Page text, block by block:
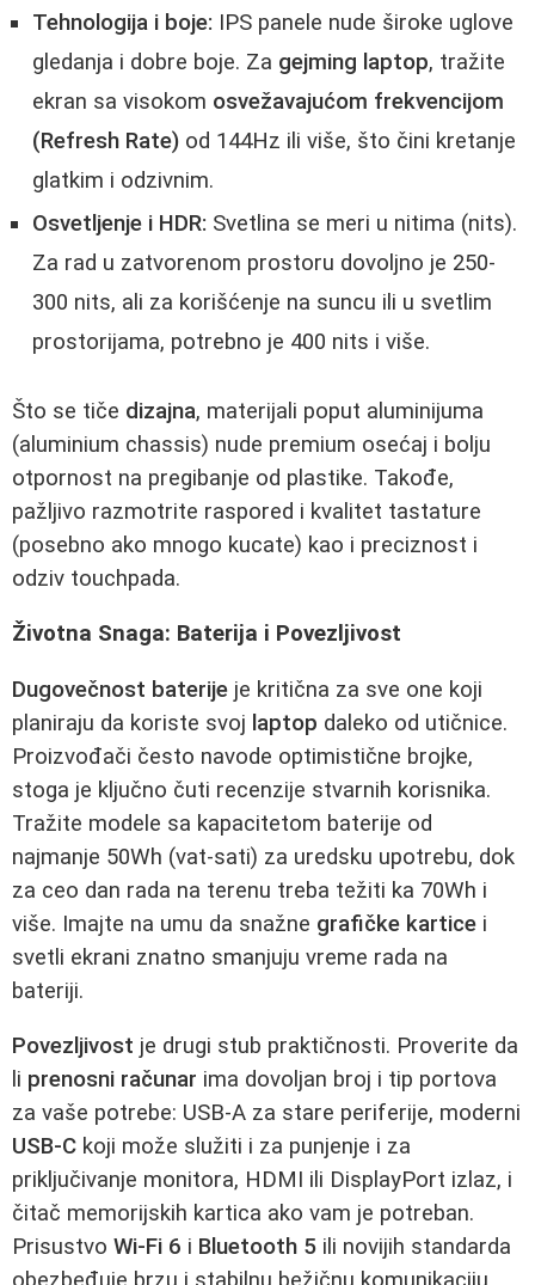
Tehnologija i boje: IPS panele nude široke uglove
gledanja i dobre boje. Za gejming laptop, tražite
ekran sa visokom osvežavajućom frekvencijom
(Refresh Rate) od 144Hz ili više, što čini kretanje
glatkim i odzivnim.
Osvetljenje i HDR: Svetlina se meri u nitima (nits).
Za rad u zatvorenom prostoru dovoljno je 250-
300 nits, ali za korišćenje na suncu ili u svetlim
prostorijama, potrebno je 400 nits i više.
Što se tiče dizajna, materijali poput aluminijuma
(aluminium chassis) nude premium osećaj i bolju
otpornost na pregibanje od plastike. Takođe,
pažljivo razmotrite raspored i kvalitet tastature
(posebno ako mnogo kucate) kao i preciznost i
odziv touchpada.
Životna Snaga: Baterija i Povezljivost
Dugovečnost baterije je kritična za sve one koji
planiraju da koriste svoj laptop daleko od utičnice.
Proizvođači često navode optimistične brojke,
stoga je ključno čuti recenzije stvarnih korisnika.
Tražite modele sa kapacitetom baterije od
najmanje 50Wh (vat-sati) za uredsku upotrebu, dok
za ceo dan rada na terenu treba težiti ka 70Wh i
više. Imajte na umu da snažne grafičke kartice i
svetli ekrani znatno smanjuju vreme rada na
bateriji.
Povezljivost je drugi stub praktičnosti. Proverite da
li prenosni računar ima dovoljan broj i tip portova
za vaše potrebe: USB-A za stare periferije, moderni
USB-C koji može služiti i za punjenje i za
priključivanje monitora, HDMI ili DisplayPort izlaz, i
čitač memorijskih kartica ako vam je potreban.
Prisustvo Wi-Fi 6 i Bluetooth 5 ili novijih standarda